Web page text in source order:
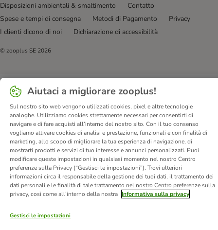
Disposizioni ambientali & smaltimento
Contatto
Spese e tempi di consegna
Metodi di Pagamento
Privacy
I clienti dicono di noi
Dichiarazione di accessibilità
© zooplus SE 2026
Aiutaci a migliorare zooplus!
Sul nostro sito web vengono utilizzati cookies, pixel e altre tecnologie
analoghe. Utilizziamo cookies strettamente necessari per consentirti di
navigare e di fare acquisti all’interno del nostro sito. Con il tuo consenso
vogliamo attivare cookies di analisi e prestazione, funzionali e con finalità di
marketing, allo scopo di migliorare la tua esperienza di navigazione, di
mostrarti prodotti e servizi di tuo interesse e annunci personalizzati. Puoi
modificare queste impostazioni in qualsiasi momento nel nostro Centro
preferenze sulla Privacy (“Gestisci le impostazioni”). Trovi ulteriori
informazioni circa il responsabile della gestione dei tuoi dati, il trattamento dei
dati personali e le finalità di tale trattamento nel nostro Centro preferenze sulla
privacy, così come all’interno della nostra Informativa sulla privacy
Gestisci le impostazioni